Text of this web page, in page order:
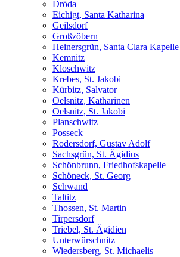
Dröda
Eichigt, Santa Katharina
Geilsdorf
Großzöbern
Heinersgrün, Santa Clara Kapelle
Kemnitz
Kloschwitz
Krebes, St. Jakobi
Kürbitz, Salvator
Oelsnitz, Katharinen
Oelsnitz, St. Jakobi
Planschwitz
Posseck
Rodersdorf, Gustav Adolf
Sachsgrün, St. Ägidius
Schönbrunn, Friedhofskapelle
Schöneck, St. Georg
Schwand
Taltitz
Thossen, St. Martin
Tirpersdorf
Triebel, St. Ägidien
Unterwürschnitz
Wiedersberg, St. Michaelis